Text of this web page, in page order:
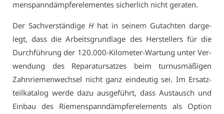
men­spann­dämp­fe­r­ele­men­tes si­cher­lich nicht ge­ra­ten.
Der Sach­ver­stän­di­ge Hhat in sei­nem Gut­ach­ten dar­ge­
legt, dass die Ar­beits­grund­la­ge des Her­stel­lers für die
Durch­füh­rung der 120.000-Ki­lo­me­ter-War­tung un­ter Ver­
wen­dung des Re­pa­ra­tur­sat­zes beim tur­nus­mä­ßi­gen
Zahn­rie­men­wech­sel nicht ganz ein­deu­tig sei. Im Er­satz­
teil­ka­ta­log wer­de da­zu aus­ge­führt, dass Aus­tausch und
Ein­bau des Rie­men­spann­dämp­fe­r­ele­ments als Op­ti­on